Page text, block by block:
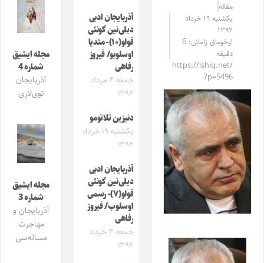
مقاله‌
یکشنبه ۱۹ خرداد
۱۳۹۲
اوخوماق زامانی: 6
دقیقه
https://ishiq.net/
?p=5496
آذربایجان ادبی
دیلی‌نین گونئی
قولو(۱۰)- مئدیا
اوسلوبو/ فیروز
رفاهی
جمعه ۴ مرداد
۱۳۹۲
دنیزین تلاتومو
یکشنبه ۱۹ خرداد
۱۳۹۲
آذربایجان ادبی
دیلی‌نین گونئی
قولو(۷)- رسمی
اوسلوب/ فیروز
رفاهی
جمعه ۳ خرداد
۱۳۹۲
مجله ایشیق
شماره 4
آذربایجان
توی‌لاری
مجله ایشیق
شماره 3
آذربایجان و
مهاجرت
مساله‌سی